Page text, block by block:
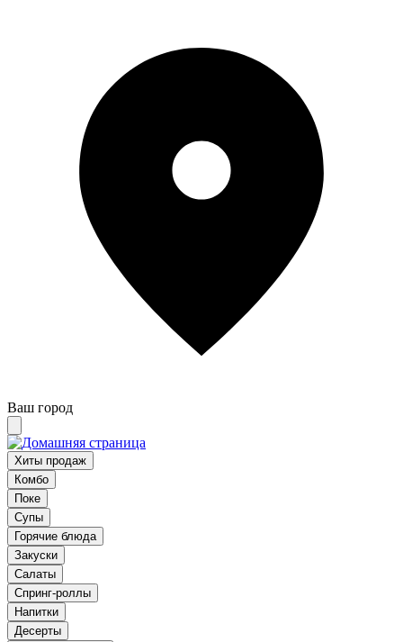
Ваш город
Хиты продаж
Комбо
Поке
Супы
Горячие блюда
Закуски
Салаты
Спринг-роллы
Напитки
Десерты